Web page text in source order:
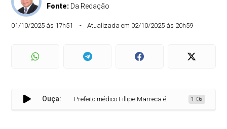
Fonte: Da Redação
01/10/2025 às 17h51 Atualizada em 02/10/2025 às 20h59
Ouça:Prefeito médico Fillipe Marreca é contra construir hospital
1.0x